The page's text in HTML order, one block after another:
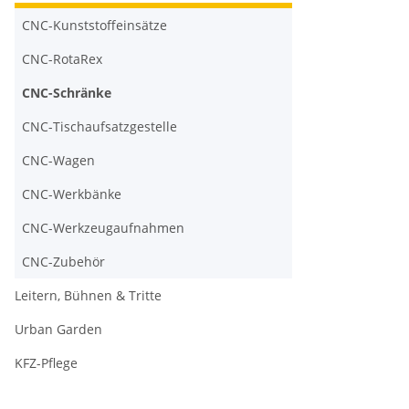
CNC-Kunststoffeinsätze
CNC-RotaRex
CNC-Schränke
CNC-Tischaufsatzgestelle
CNC-Wagen
CNC-Werkbänke
CNC-Werkzeugaufnahmen
CNC-Zubehör
Leitern, Bühnen & Tritte
Urban Garden
KFZ-Pflege